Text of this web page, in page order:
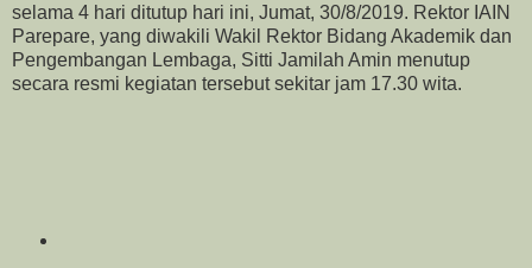
selama 4 hari ditutup hari ini, Jumat, 30/8/2019. Rektor IAIN
Parepare, yang diwakili Wakil Rektor Bidang Akademik dan
Pengembangan Lembaga, Sitti Jamilah Amin menutup
secara resmi kegiatan tersebut sekitar jam 17.30 wita.